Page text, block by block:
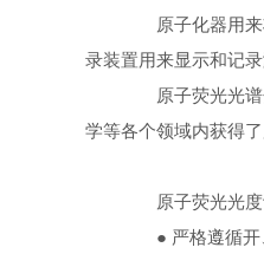
原子化器用来将
录装置用来显示和记
原子荧光光谱分
学等各个领域内获得了
原子荧光光度
● 严格遵循开